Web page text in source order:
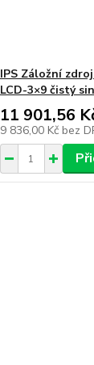
IPS Záložní
LCD-3×9 čistý
11 901,56
9 836,00 Kč bez